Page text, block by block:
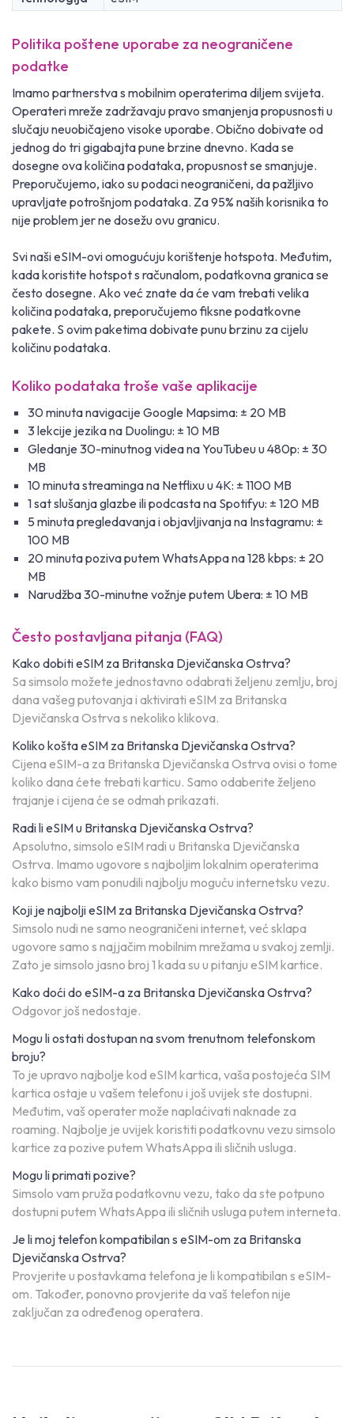
Politika poštene uporabe za neograničene
podatke
Imamo partnerstva s mobilnim operaterima diljem svijeta.
Operateri mreže zadržavaju pravo smanjenja propusnosti u
slučaju neuobičajeno visoke uporabe. Obično dobivate od
jednog do tri gigabajta pune brzine dnevno. Kada se
dosegne ova količina podataka, propusnost se smanjuje.
Preporučujemo, iako su podaci neograničeni, da pažljivo
upravljate potrošnjom podataka. Za 95% naših korisnika to
nije problem jer ne dosežu ovu granicu.
Svi naši eSIM-ovi omogućuju korištenje hotspota. Međutim,
kada koristite hotspot s računalom, podatkovna granica se
često dosegne. Ako već znate da će vam trebati velika
količina podataka, preporučujemo fiksne podatkovne
pakete. S ovim paketima dobivate punu brzinu za cijelu
količinu podataka.
Koliko podataka troše vaše aplikacije
30 minuta navigacije Google Mapsima: ± 20 MB
3 lekcije jezika na Duolingu: ± 10 MB
Gledanje 30-minutnog videa na YouTubeu u 480p: ± 30
MB
10 minuta streaminga na Netflixu u 4K: ± 1100 MB
1 sat slušanja glazbe ili podcasta na Spotifyu: ± 120 MB
5 minuta pregledavanja i objavljivanja na Instagramu: ±
100 MB
20 minuta poziva putem WhatsAppa na 128 kbps: ± 20
MB
Narudžba 30-minutne vožnje putem Ubera: ± 10 MB
Često postavljana pitanja (FAQ)
Kako dobiti eSIM za Britanska Djevičanska Ostrva?
Sa simsolo možete jednostavno odabrati željenu zemlju, broj
dana vašeg putovanja i aktivirati eSIM za Britanska
Djevičanska Ostrva s nekoliko klikova.
Koliko košta eSIM za Britanska Djevičanska Ostrva?
Cijena eSIM-a za Britanska Djevičanska Ostrva ovisi o tome
koliko dana ćete trebati karticu. Samo odaberite željeno
trajanje i cijena će se odmah prikazati.
Radi li eSIM u Britanska Djevičanska Ostrva?
Apsolutno, simsolo eSIM radi u Britanska Djevičanska
Ostrva. Imamo ugovore s najboljim lokalnim operaterima
kako bismo vam ponudili najbolju moguću internetsku vezu.
Koji je najbolji eSIM za Britanska Djevičanska Ostrva?
Simsolo nudi ne samo neograničeni internet, već sklapa
ugovore samo s najjačim mobilnim mrežama u svakoj zemlji.
Zato je simsolo jasno broj 1 kada su u pitanju eSIM kartice.
Kako doći do eSIM-a za Britanska Djevičanska Ostrva?
Odgovor još nedostaje.
Mogu li ostati dostupan na svom trenutnom telefonskom
broju?
To je upravo najbolje kod eSIM kartica, vaša postojeća SIM
kartica ostaje u vašem telefonu i još uvijek ste dostupni.
Međutim, vaš operater može naplaćivati naknade za
roaming. Najbolje je uvijek koristiti podatkovnu vezu simsolo
kartice za pozive putem WhatsAppa ili sličnih usluga.
Mogu li primati pozive?
Simsolo vam pruža podatkovnu vezu, tako da ste potpuno
dostupni putem WhatsAppa ili sličnih usluga putem interneta.
Je li moj telefon kompatibilan s eSIM-om za Britanska
Djevičanska Ostrva?
Provjerite u postavkama telefona je li kompatibilan s eSIM-
om. Također, ponovno provjerite da vaš telefon nije
zaključan za određenog operatera.